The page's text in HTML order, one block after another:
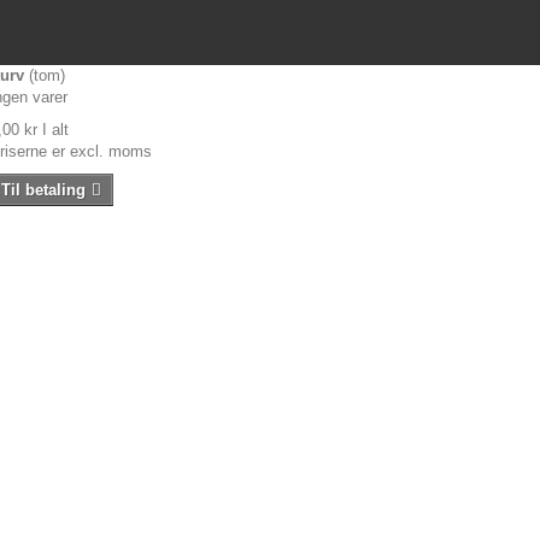
(tom)
varer
kr
I alt
er excl. moms
Til betaling